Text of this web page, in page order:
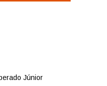
Júnior